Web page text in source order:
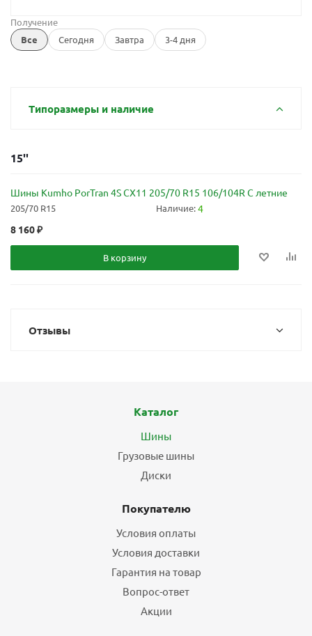
Получение
Все
Сегодня Завтра 3-4 дня
Типоразмеры и наличие
15''
Шины Kumho PorTran 4S CX11 205/70 R15 106/104R C летние
205/70 R15 Наличие:4
8 160₽
В корзину
Отзывы
Каталог
Шины
Грузовые шины
Диски
Покупателю
Условия оплаты
Условия доставки
Гарантия на товар
Вопрос-ответ
Акции